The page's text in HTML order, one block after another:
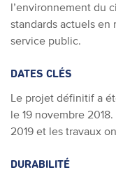
l’environnement du
standards actuels
service public.
DATES CLÉS
Le projet définitif a
le 19 novembre
2019 et les travaux
DURABILITÉ